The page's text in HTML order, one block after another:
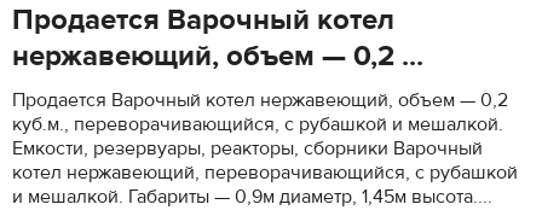
Продается Варочный котел
нержавеющий, объем — 0,2 ...
Продается Варочный котел нержавеющий, объем — 0,2
куб.м., переворачивающийся, с рубашкой и мешалкой.
Емкости, резервуары, реакторы, сборники Варочный
котел нержавеющий, переворачивающийся, с рубашкой
и мешалкой. Габариты — 0,9м диаметр, 1,45м высота....